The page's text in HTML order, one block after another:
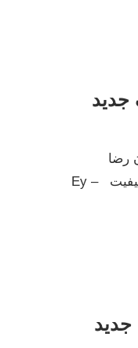
جدید
رضا
صادقی بنام ای پهلوان با بالاترین کیفیت – Ey